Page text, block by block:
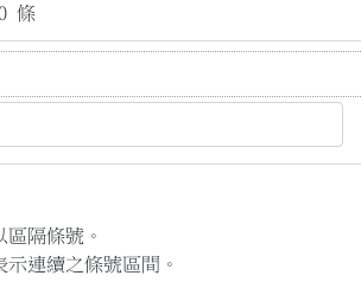
條
隔條號。
連續之條號區間。